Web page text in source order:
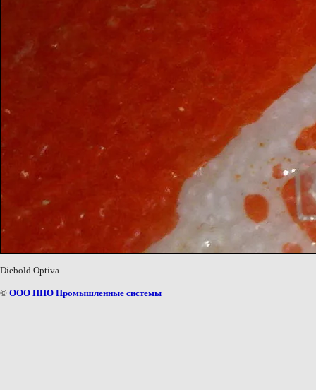
Diebold Optiva
© ООО НПО Промышленные системы